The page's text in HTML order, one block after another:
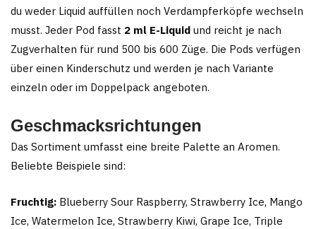
du weder Liquid auffüllen noch Verdampferköpfe wechseln
musst. Jeder Pod fasst 2 ml E-Liquid und reicht je nach
Zugverhalten für rund 500 bis 600 Züge. Die Pods verfügen
über einen Kinderschutz und werden je nach Variante
einzeln oder im Doppelpack angeboten.
Geschmacksrichtungen
Das Sortiment umfasst eine breite Palette an Aromen.
Beliebte Beispiele sind:
Fruchtig: Blueberry Sour Raspberry, Strawberry Ice, Mango
Ice, Watermelon Ice, Strawberry Kiwi, Grape Ice, Triple